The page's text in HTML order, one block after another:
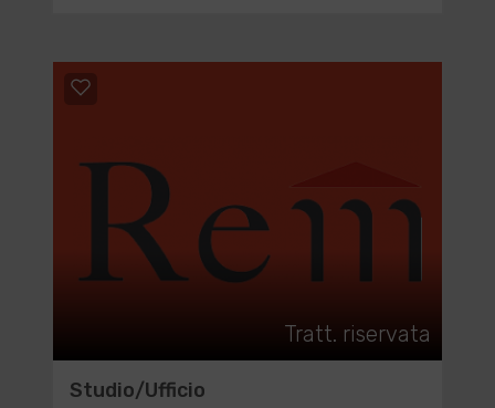
Tratt. riservata
Studio/Ufficio